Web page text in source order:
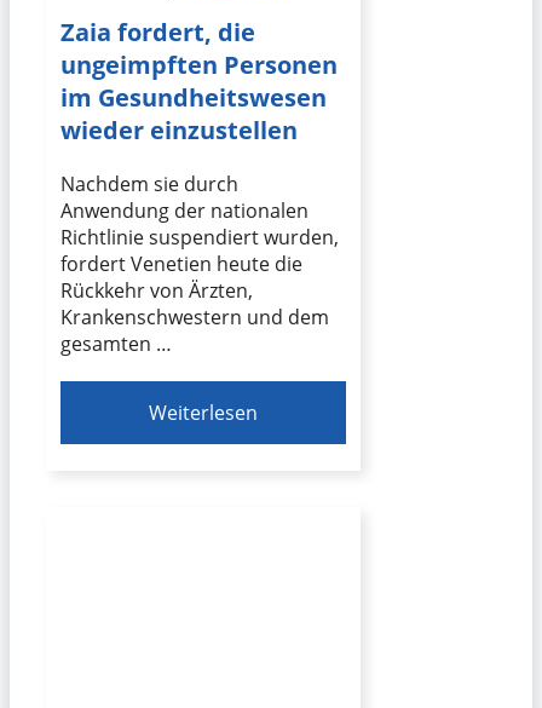
Zaia fordert, die
ungeimpften Personen
im Gesundheitswesen
wieder einzustellen
Nachdem sie durch
Anwendung der nationalen
Richtlinie suspendiert wurden,
fordert Venetien heute die
Rückkehr von Ärzten,
Krankenschwestern und dem
gesamten …
Weiterlesen